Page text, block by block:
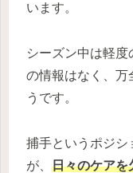
います。
シーズン中は軽
の情報はなく、万
うです。
捕手というポジシ
が、 日々のケアを